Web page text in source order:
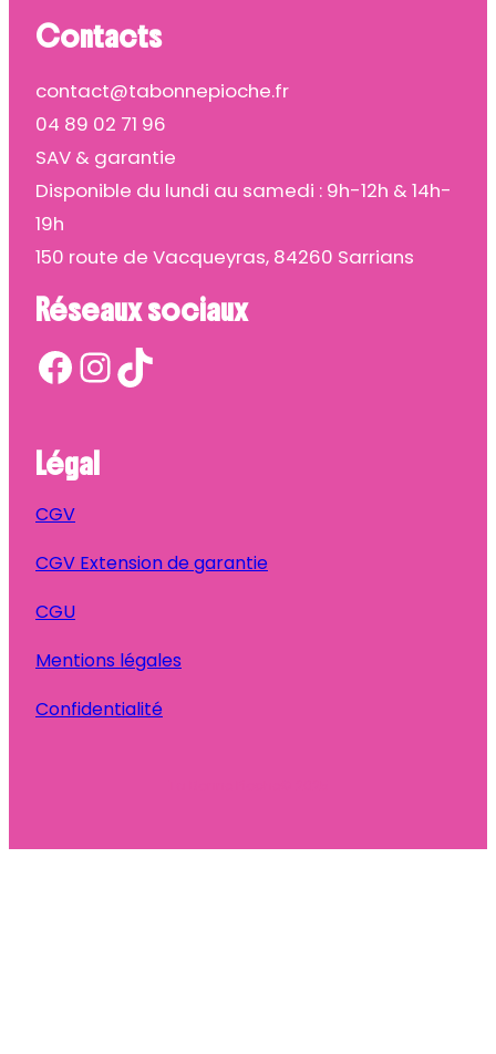
Contacts
contact@tabonnepioche.fr
04 89 02 71 96
SAV & garantie
Disponible du lundi au samedi : 9h-12h & 14h-
19h
150 route de Vacqueyras, 84260 Sarrians
Réseaux sociaux
Facebook InstagramTikTok
Légal
CGV
CGV Extension de garantie
CGU
Mentions légales
Confidentialité